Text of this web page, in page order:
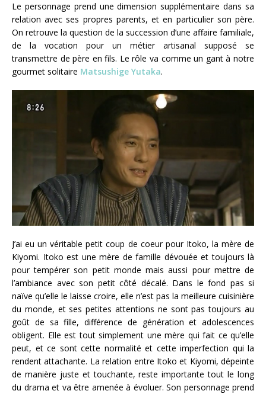
Le personnage prend une dimension supplémentaire dans sa
relation avec ses propres parents, et en particulier son père.
On retrouve la question de la succession d’une affaire familiale,
de la vocation pour un métier artisanal supposé se
transmettre de père en fils. Le rôle va comme un gant à notre
gourmet solitaire Matsushige Yutaka.
J’ai eu un véritable petit coup de coeur pour Itoko, la mère de
Kiyomi. Itoko est une mère de famille dévouée et toujours là
pour tempérer son petit monde mais aussi pour mettre de
l’ambiance avec son petit côté décalé. Dans le fond pas si
naïve qu’elle le laisse croire, elle n’est pas la meilleure cuisinière
du monde, et ses petites attentions ne sont pas toujours au
goût de sa fille, différence de génération et adolescences
obligent. Elle est tout simplement une mère qui fait ce qu’elle
peut, et ce sont cette normalité et cette imperfection qui la
rendent attachante. La relation entre Itoko et Kiyomi, dépeinte
de manière juste et touchante, reste importante tout le long
du drama et va être amenée à évoluer. Son personnage prend